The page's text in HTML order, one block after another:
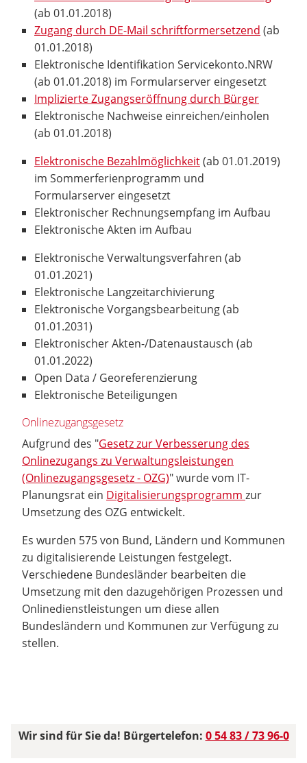
(ab 01.01.2018)
Zugang durch DE-Mail schriftformersetzend (ab
01.01.2018)
Elektronische Identifikation Servicekonto.NRW
(ab 01.01.2018) im Formularserver eingesetzt
Implizierte Zugangseröffnung durch Bürger
Elektronische Nachweise einreichen/einholen
(ab 01.01.2018)
Elektronische Bezahlmöglichkeit(ab 01.01.2019)
im Sommerferienprogramm und
Formularserver eingesetzt
Elektronischer Rechnungsempfang im Aufbau
Elektronische Akten im Aufbau
Elektronische Verwaltungsverfahren (ab
01.01.2021)
Elektronische Langzeitarchivierung
Elektronische Vorgangsbearbeitung (ab
01.01.2031)
Elektronischer Akten-/Datenaustausch (ab
01.01.2022)
Open Data / Georeferenzierung
Elektronische Beteiligungen
Onlinezugangsgesetz
Aufgrund des "Gesetz zur Verbesserung des
Onlinezugangs zu Verwaltungsleistungen
(Onlinezugangsgesetz - OZG)" wurde vom IT-
Planungsrat ein Digitalisierungsprogramm zur
Umsetzung des OZG entwickelt.
Es wurden 575 von Bund, Ländern und Kommunen
zu digitalisierende Leistungen festgelegt.
Verschiedene Bundesländer bearbeiten die
Umsetzung mit den dazugehörigen Prozessen und
Onlinedienstleistungen um diese allen
Bundesländern und Kommunen zur Verfügung zu
stellen.
Wir sind für Sie da! Bürgertelefon: 0 54 83 / 73 96-0